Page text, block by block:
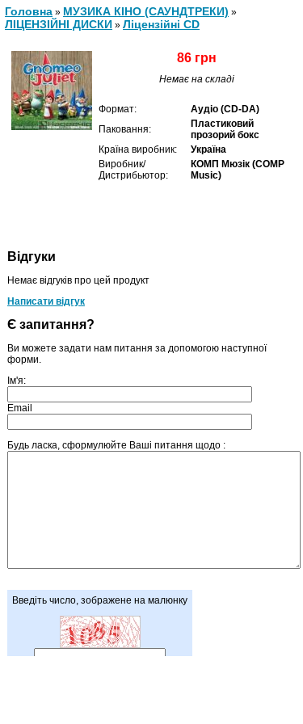
Головна » МУЗИКА КІНО (САУНДТРЕКИ) »
ЛІЦЕНЗІЙНІ ДИСКИ » Ліцензійні СD
86 грн
Немає на складі
Формат:
Аудіо (CD-DA)
Паковання:
Пластиковий
прозорий бокс
Країна виробник:
Україна
Виробник/
Дистрибьютор:
КОМП Мюзік (COMP
Music)
Відгуки
Немає відгуків про цей продукт
Написати відгук
Є запитання?
Ви можете задати нам питання за допомогою наступної
форми.
Ім'я:
Email
Будь ласка, сформулюйте Ваші питання щодо :
Введіть число, зображене на малюнку